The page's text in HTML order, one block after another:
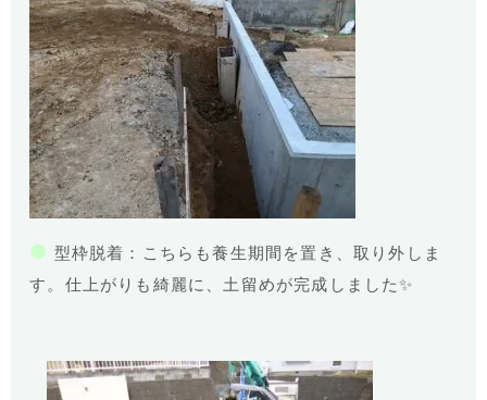
● 型枠脱着：こちらも養生期間を置き、取り外しま
す。仕上がりも綺麗に、土留めが完成しました✨